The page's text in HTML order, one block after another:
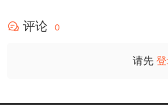
评论 0
请先